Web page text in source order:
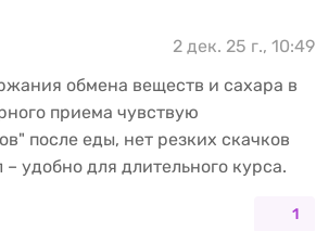
2 дек. 25 г., 10:49
обмена веществ и сахара в
приема чувствую
после еды, нет резких скачков
удобно для длительного курса.
1